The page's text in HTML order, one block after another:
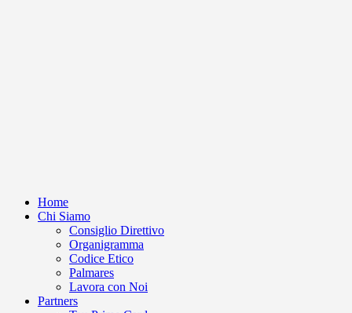
Home
Chi Siamo
Consiglio Direttivo
Organigramma
Codice Etico
Palmares
Lavora con Noi
Partners